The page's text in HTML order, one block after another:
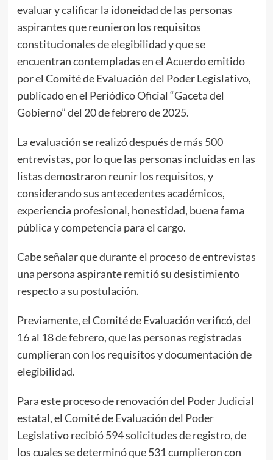
evaluar y calificar la idoneidad de las personas
aspirantes que reunieron los requisitos
constitucionales de elegibilidad y que se
encuentran contempladas en el Acuerdo emitido
por el Comité de Evaluación del Poder Legislativo,
publicado en el Periódico Oficial “Gaceta del
Gobierno” del 20 de febrero de 2025.
La evaluación se realizó después de más 500
entrevistas, por lo que las personas incluidas en las
listas demostraron reunir los requisitos, y
considerando sus antecedentes académicos,
experiencia profesional, honestidad, buena fama
pública y competencia para el cargo.
Cabe señalar que durante el proceso de entrevistas
una persona aspirante remitió su desistimiento
respecto a su postulación.
Previamente, el Comité de Evaluación verificó, del
16 al 18 de febrero, que las personas registradas
cumplieran con los requisitos y documentación de
elegibilidad.
Para este proceso de renovación del Poder Judicial
estatal, el Comité de Evaluación del Poder
Legislativo recibió 594 solicitudes de registro, de
los cuales se determinó que 531 cumplieron con